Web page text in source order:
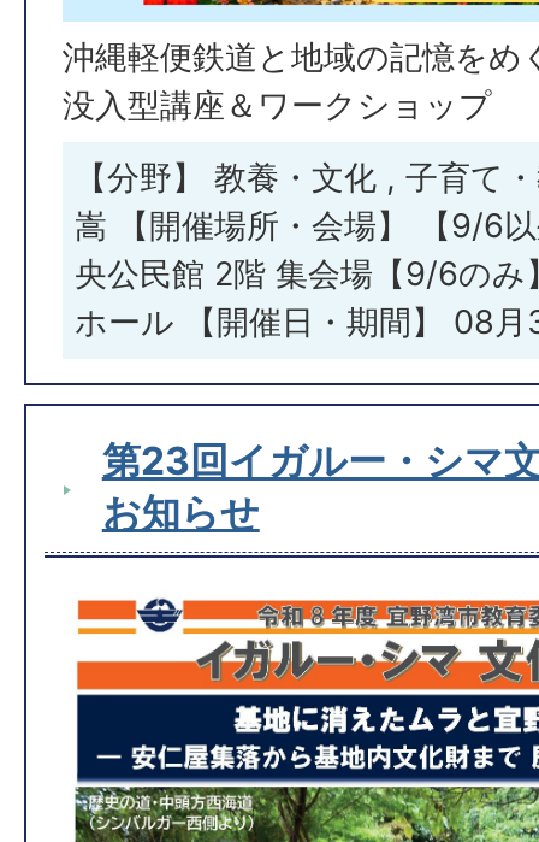
沖縄軽便鉄道と地域の記憶を
没入型講座＆ワークショップ
【分野】 教養・文化 , 子育て
嵩 【開催場所・会場】 【9/6
央公民館 2階 集会場【9/6のみ
ホール 【開催日・期間】 08
第23回イガルー・シマ
お知らせ